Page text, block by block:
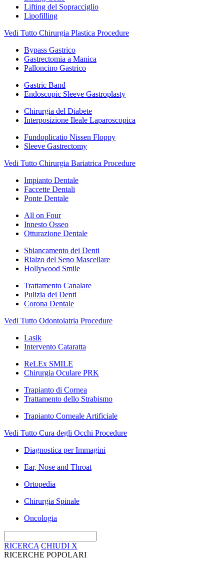
Lifting del Sopracciglio
Lipofilling
Vedi Tutto Chirurgia Plastica Procedure
Bypass Gastrico
Gastrectomia a Manica
Palloncino Gastrico
Gastric Band
Endoscopic Sleeve Gastroplasty
Chirurgia del Diabete
Interposizione Ileale Laparoscopica
Fundoplicatio Nissen Floppy
Sleeve Gastrectomy
Vedi Tutto Chirurgia Bariatrica Procedure
Impianto Dentale
Faccette Dentali
Ponte Dentale
All on Four
Innesto Osseo
Otturazione Dentale
Sbiancamento dei Denti
Rialzo del Seno Mascellare
Hollywood Smile
Trattamento Canalare
Pulizia dei Denti
Corona Dentale
Vedi Tutto Odontoiatria Procedure
Lasik
Intervento Cataratta
ReLEx SMILE
Chirurgia Oculare PRK
Trapianto di Cornea
Trattamento dello Strabismo
Trapianto Corneale Artificiale
Vedi Tutto Cura degli Occhi Procedure
Diagnostica per Immagini
Ear, Nose and Throat
Ortopedia
Chirurgia Spinale
Oncologia
RICERCA CHIUDI X
RICERCHE POPOLARI